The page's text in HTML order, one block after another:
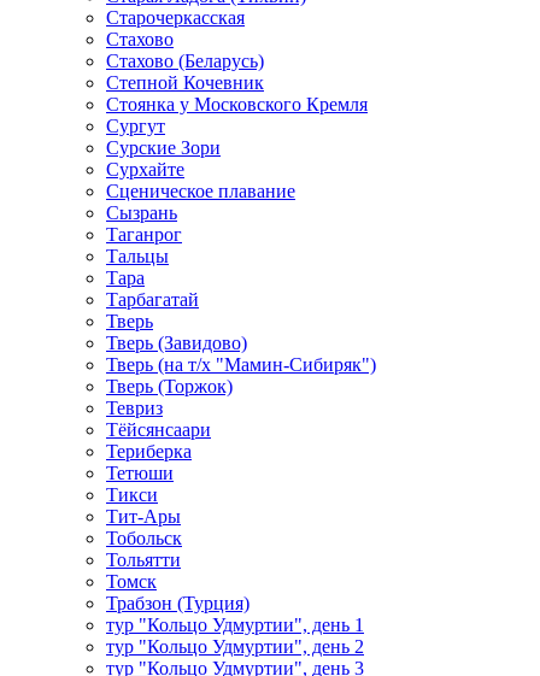
Старочеркасская
Стахово
Стахово (Беларусь)
Степной Кочевник
Стоянка у Московского Кремля
Сургут
Сурские Зори
Сурхайте
Сценическое плавание
Сызрань
Таганрог
Тальцы
Тара
Тарбагатай
Тверь
Тверь (Завидово)
Тверь (на т/х "Мамин-Сибиряк")
Тверь (Торжок)
Тевриз
Тёйсянсаари
Териберка
Тетюши
Тикси
Тит-Ары
Тобольск
Тольятти
Томск
Трабзон (Турция)
тур "Кольцо Удмуртии", день 1
тур "Кольцо Удмуртии", день 2
тур "Кольцо Удмуртии", день 3